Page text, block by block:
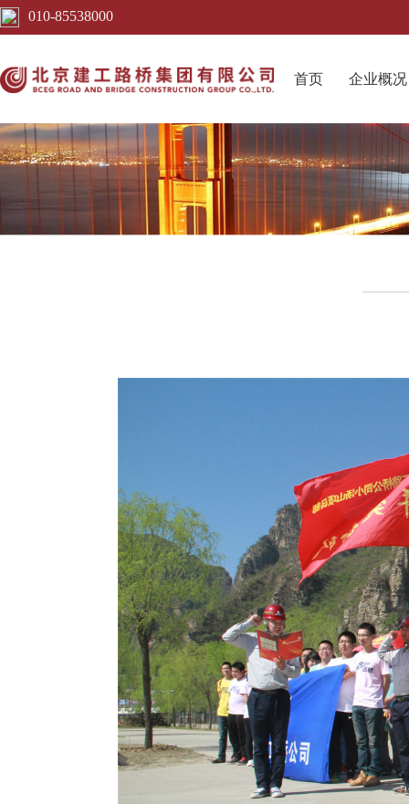
010-85538000
首页 企业概况